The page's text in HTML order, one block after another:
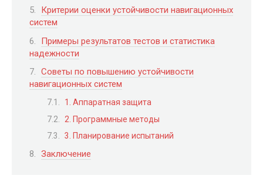
Критерии оценки устойчивости навигационных
систем
Примеры результатов тестов и статистика
надежности
Советы по повышению устойчивости
навигационных систем
1. Аппаратная защита
2. Программные методы
3. Планирование испытаний
Заключение